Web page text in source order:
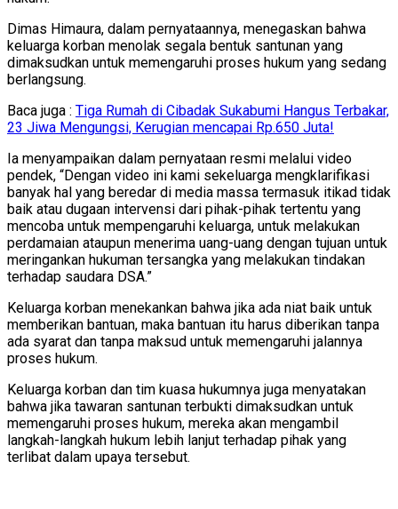
Dimas Himaura, dalam pernyataannya, menegaskan bahwa
keluarga korban menolak segala bentuk santunan yang
dimaksudkan untuk memengaruhi proses hukum yang sedang
berlangsung.
Baca juga : Tiga Rumah di Cibadak Sukabumi Hangus Terbakar,
23 Jiwa Mengungsi, Kerugian mencapai Rp.650 Juta!
Ia menyampaikan dalam pernyataan resmi melalui video
pendek, “Dengan video ini kami sekeluarga mengklarifikasi
banyak hal yang beredar di media massa termasuk itikad tidak
baik atau dugaan intervensi dari pihak-pihak tertentu yang
mencoba untuk mempengaruhi keluarga, untuk melakukan
perdamaian ataupun menerima uang-uang dengan tujuan untuk
meringankan hukuman tersangka yang melakukan tindakan
terhadap saudara DSA.”
Keluarga korban menekankan bahwa jika ada niat baik untuk
memberikan bantuan, maka bantuan itu harus diberikan tanpa
ada syarat dan tanpa maksud untuk memengaruhi jalannya
proses hukum.
Keluarga korban dan tim kuasa hukumnya juga menyatakan
bahwa jika tawaran santunan terbukti dimaksudkan untuk
memengaruhi proses hukum, mereka akan mengambil
langkah-langkah hukum lebih lanjut terhadap pihak yang
terlibat dalam upaya tersebut.